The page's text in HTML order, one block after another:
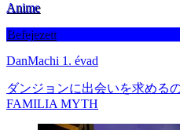
Anime
Befejezett
DanMachi 1. évad
ダンジョンに出会いを求める
FAMILIA MYTH